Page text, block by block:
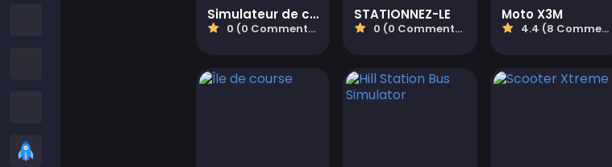
Simulateur de cyclisme professionnel 3D
0 (0 Commentaires)
STATIONNEZ-LE
0 (0 Commentaires)
Moto X3M
4.4 (8 Commentaires)